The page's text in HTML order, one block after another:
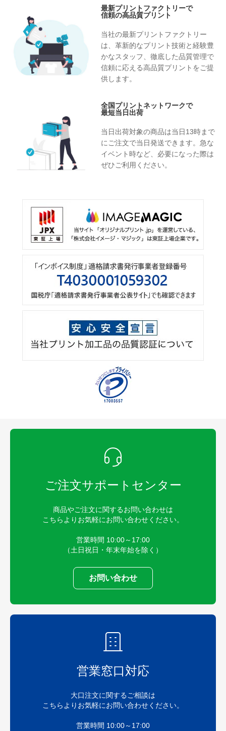
最新プリントファクトリーで
信頼の高品質プリント
当社の最新プリントファクトリー
は、革新的なプリント技術と経験豊
かなスタッフ、徹底した品質管理で
信頼に応える高品質プリントをご提
供します。
全国プリントネットワークで
最短当日出荷
当日出荷対象の商品は当日13時まで
にご注文で当日発送できます。急な
イベント時など、必要になった際は
ぜひご利用ください。
ご注文サポートセンター
商品やご注文に関するお問い合わせは
こちらよりお気軽にお問い合わせください。
営業時間 10:00～17:00
（土日祝日・年末年始を除く）
お問い合わせ
営業窓口対応
大口注文に関するご相談は
こちらよりお気軽にお問い合わせください。
営業時間 10:00～17:00